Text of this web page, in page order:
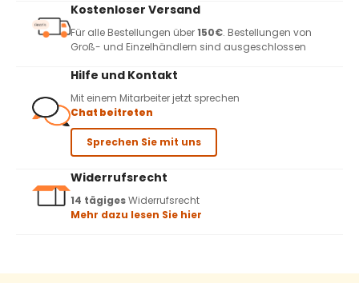
Kostenloser Versand
Für alle Bestellungen über150€. Bestellungen von
Groß- und Einzelhändlern sind ausgeschlossen
Hilfe und Kontakt
Mit einem Mitarbeiter jetzt sprechen
Chat beitreten
Sprechen Sie mit uns
Widerrufsrecht
14 tägigesWiderrufsrecht
Mehr dazu lesen Sie hier